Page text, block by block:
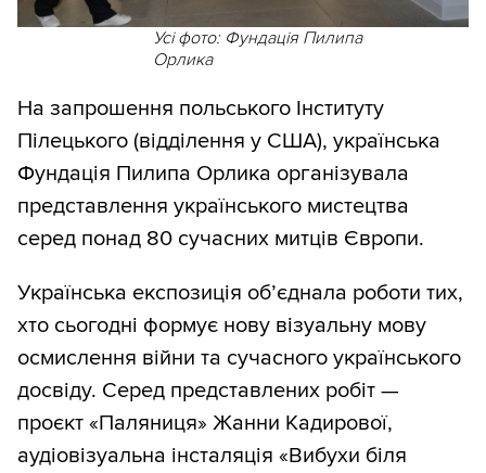
Усі фото: Фундація Пилипа
Орлика
На запрошення польського Інституту
Пілецького (відділення у США), українська
Фундація Пилипа Орлика організувала
представлення українського мистецтва
серед понад 80 сучасних митців Європи.
Українська експозиція об’єднала роботи тих,
хто сьогодні формує нову візуальну мову
осмислення війни та сучасного українського
досвіду. Серед представлених робіт —
проєкт «Паляниця» Жанни Кадирової,
аудіовізуальна інсталяція «Вибухи біля